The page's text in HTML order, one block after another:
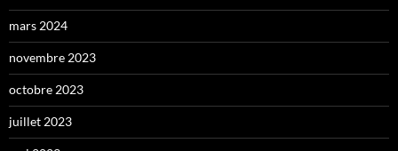
mars 2024
novembre 2023
octobre 2023
juillet 2023